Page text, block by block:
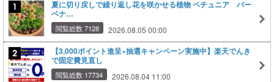
夏に切り戻しで繰り返し花を咲かせる植物 ペチュニア バー
ベナ…
閲覧総数 7128 2026.08.05 00:00
【3,000ポイント進呈×抽選キャンペーン実施中】楽天でんき
で固定費見直し
閲覧総数 17734 2026.08.04 11:00